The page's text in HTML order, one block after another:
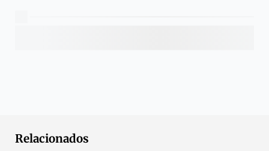
Relacionados